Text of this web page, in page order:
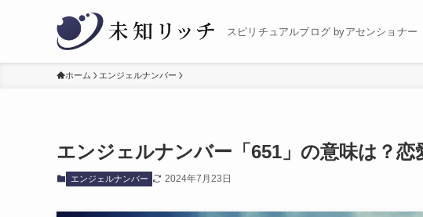
スピリチュアルブログ byアセンショナー
ホーム エンジェルナンバー
エンジェルナンバー「651」の意味は？
エンジェルナンバー 2024年7月23日